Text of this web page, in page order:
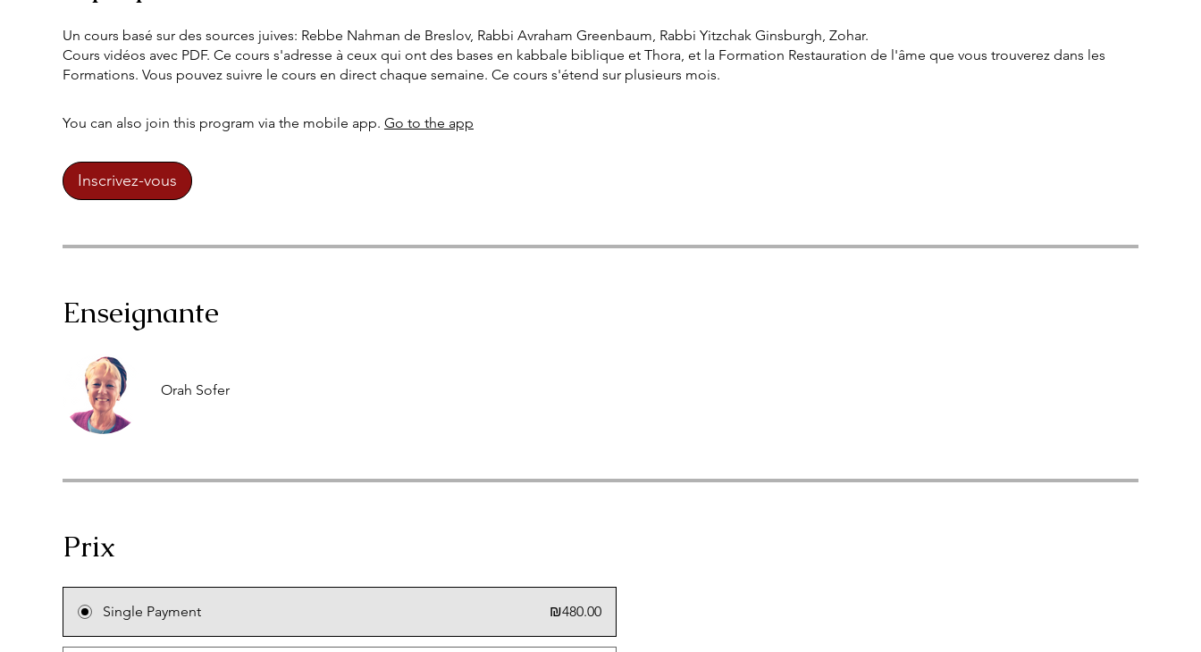
Un cours basé sur des sources juives: Rebbe Nahman de Breslov, Rabbi Avraham Greenbaum, Rabbi Yitzchak Ginsburgh, Zohar.
Cours vidéos avec PDF. Ce cours s'adresse à ceux qui ont des bases en kabbale biblique et Thora, et la Formation Restauration de l'âme que vous trouverez dans les
Formations. Vous pouvez suivre le cours en direct chaque semaine. Ce cours s'étend sur plusieurs mois.
You can also join this program via the mobile app. Go to the app
Inscrivez-vous
Enseignante
Orah Sofer
Prix
Single Payment ₪480.00